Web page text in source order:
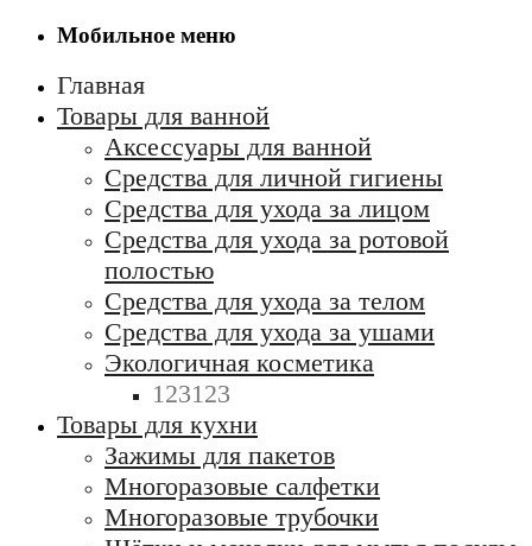
Мобильное меню
Главная
Товары для ванной
Аксессуары для ванной
Средства для личной гигиены
Средства для ухода за лицом
Средства для ухода за ротовой
полостью
Средства для ухода за телом
Средства для ухода за ушами
Экологичная косметика
123123
Товары для кухни
Зажимы для пакетов
Многоразовые салфетки
Многоразовые трубочки